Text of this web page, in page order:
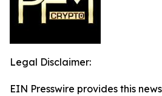
Legal Disclaimer:
EIN Presswire provides this